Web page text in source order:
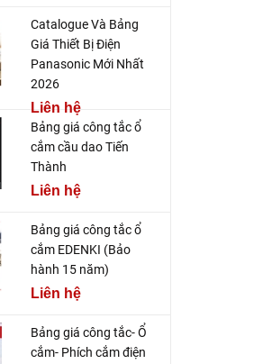
Catalogue Và Bảng
Giá Thiết Bị Điện
Panasonic Mới Nhất
2026
Liên hệ
Bảng giá công tắc ổ
cắm cầu dao Tiến
Thành
Liên hệ
Bảng giá công tắc ổ
cắm EDENKI (Bảo
hành 15 năm)
Liên hệ
Bảng giá công tắc- Ổ
cắm- Phích cắm điện